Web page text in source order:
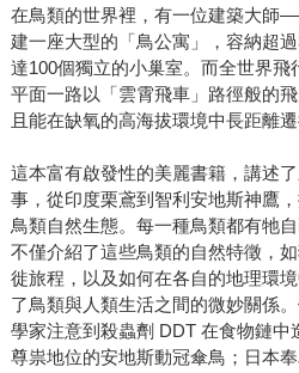
在鳥類的世界裡，有一位建築大師
建一座大型的「鳥公寓」，容納超
達100個獨立的小巢室。而全世界
平面一路以「雲霄飛車」路徑般的
且能在缺氧的高海拔環境中長距離遷
這本富有啟發性的美麗書籍，講述
事，從印度栗鳶到智利安地斯神鷹
鳥類自然生態。每一種鳥類都有牠
不僅介紹了這些鳥類的自然特徵，
徙旅程，以及如何在各自的地理環
了鳥類與人類生活之間的微妙關係
學家注意到殺蟲劑 DDT 在食物鏈中
尊祟地位的安地斯動冠傘鳥；日本